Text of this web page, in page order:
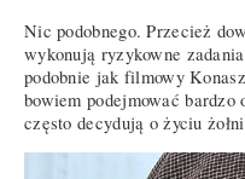
Nic podobnego. Przecież
wykonują ryzykowne
podobnie jak filmowy
bowiem podejmować
często decydują o życiu